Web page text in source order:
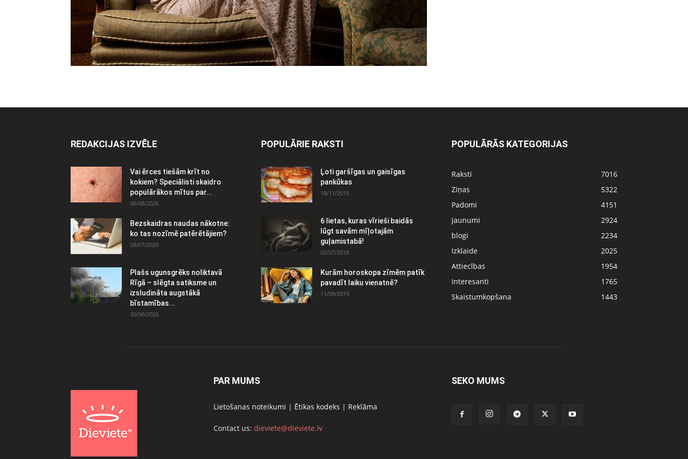
REDAKCIJAS IZVĒLE
Vai ērces tiešām krīt no
kokiem? Speciālisti skaidro
populārākos mītus par...
06/08/2026
Bezskaidras naudas nākotne:
ko tas nozīmē patērētājiem?
28/07/2026
Plašs ugunsgrēks noliktavā
Rīgā – slēgta satiksme un
izsludināta augstākā
bīstamības...
30/06/2026
POPULĀRIE RAKSTI
Ļoti garšīgas un gaisīgas
pankūkas
18/11/2015
6 lietas, kuras vīrieši baidās
lūgt savām mīļotajām
guļamistabā!
02/07/2018
Kurām horoskopa zīmēm patīk
pavadīt laiku vienatnē?
11/09/2019
POPULĀRĀS KATEGORIJAS
Raksti
7016
Ziņas
5322
Padomi
4151
Jaunumi
2924
blogi
2234
Izklaide
2025
Attiecības
1954
Interesanti
1765
Skaistumkopšana
1443
PAR MUMS
Lietošanas noteikumi | Ētikas kodeks | Reklāma
Contact us: dieviete@dieviete.lv
SEKO MUMS